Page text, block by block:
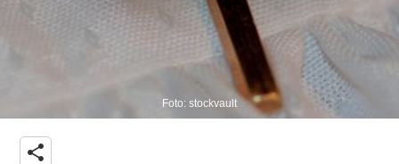
Foto: stockvault
share